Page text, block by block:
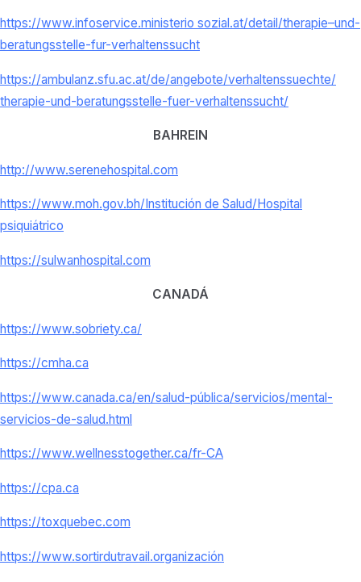
https://www.infoservice.ministerio sozial.at/detail/therapie–und-
beratungsstelle-fur-verhaltenssucht
https://ambulanz.sfu.ac.at/de/angebote/verhaltenssuechte/
therapie-und-beratungsstelle-fuer-verhaltenssucht/
BAHREIN
http://www.serenehospital.com
https://www.moh.gov.bh/ Institución de Salud/ Hospital
psiquiátrico
https://sulwanhospital.com
CANADÁ
https://www.sobriety.ca/
https://cmha.ca
https://www.canada.ca/en/salud-pública/servicios/mental-
servicios-de-salud.html
https://www.wellnesstogether.ca/fr-CA
https://cpa.ca
https://toxquebec.com
https://www.sortirdutravail.organización